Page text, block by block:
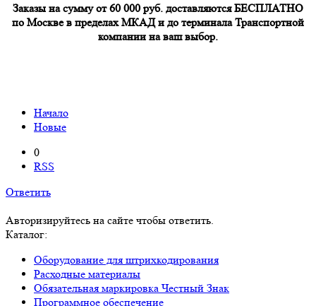
Заказы на сумму от 60 000 руб. доставляются БЕСПЛАТНО
по Москве в пределах МКАД и до терминала Транспортной
компании на ваш выбор.
Начало
Новые
0
RSS
Ответить
Авторизируйтесь на сайте чтобы ответить.
Каталог:
Оборудование для штрихкодирования
Расходные материалы
Обязательная маркировка Честный Знак
Программное обеспечение